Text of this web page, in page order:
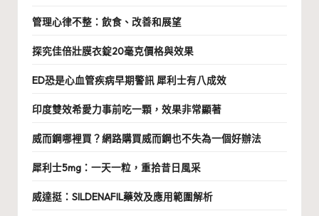
管理心律不整：飲食、改善和展望
探究佳倍壯膜衣錠20毫克價格與效果
ED恐是心血管疾病早期警訊 犀利士有八成效
印度雙效希愛力事前吃一顆，效果非常顯著
威而鋼哪裡買？網路購買威而鋼也不失為一個好辦法
犀利士5mg：一天一粒，重拾昔日風采
威達挺：SILDENAFIL藥效及應用範圍解析